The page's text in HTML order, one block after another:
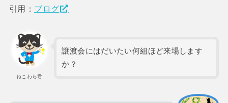
引用： ブログ
ねこわら君
譲渡会にはだいたい何組ほど来場します
か？